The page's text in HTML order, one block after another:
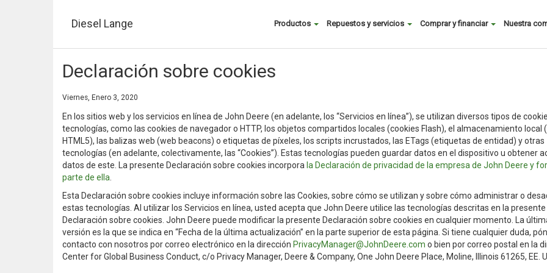
Diesel Lange Buscar
menu
Productos Repuestos y servicios Comprar y financiar Nuestra
Declaración sobre cookies
Viernes, Enero 3, 2020
En los sitios web y los servicios en línea de John Deere (en adelante, los “Servicios en línea”), se utilizan diversos tipos de
tecnologías, como las cookies de navegador o HTTP, los objetos compartidos locales (cookies Flash), el almacenamiento local
HTML5), las balizas web (web beacons) o etiquetas de píxeles, los scripts incrustados, las ETags (etiquetas de entidad) y otras
tecnologías (en adelante, colectivamente, las “Cookies”). Estas tecnologías pueden guardar datos en el dispositivo u obtener
datos de este. La presente Declaración sobre cookies incorpora la Declaración de privacidad de la empresa de John Deere y
parte de ella
Esta Declaración sobre cookies incluye información sobre las Cookies, sobre cómo se utilizan y sobre cómo administrar o
estas tecnologías. Al utilizar los Servicios en línea, usted acepta que John Deere utilice las tecnologías descritas en la presente
Declaración sobre cookies. John Deere puede modificar la presente Declaración sobre cookies en cualquier momento. La
versión es la que se indica en “Fecha de la última actualización” en la parte superior de esta página. Si tiene cualquier duda,
contacto con nosotros por correo electrónico en la dirección PrivacyManager@JohnDeere.com o bien por correo postal en la
Center for Global Business Conduct, c/o Privacy Manager, Deere & Company, One John Deere Place, Moline, Illinois 61265, EE.